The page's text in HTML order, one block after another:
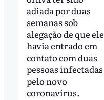
adiada por duas
semanas sob
alegação de que ele
havia entrado em
contato com duas
pessoas infectadas
pelo novo
coronavírus.